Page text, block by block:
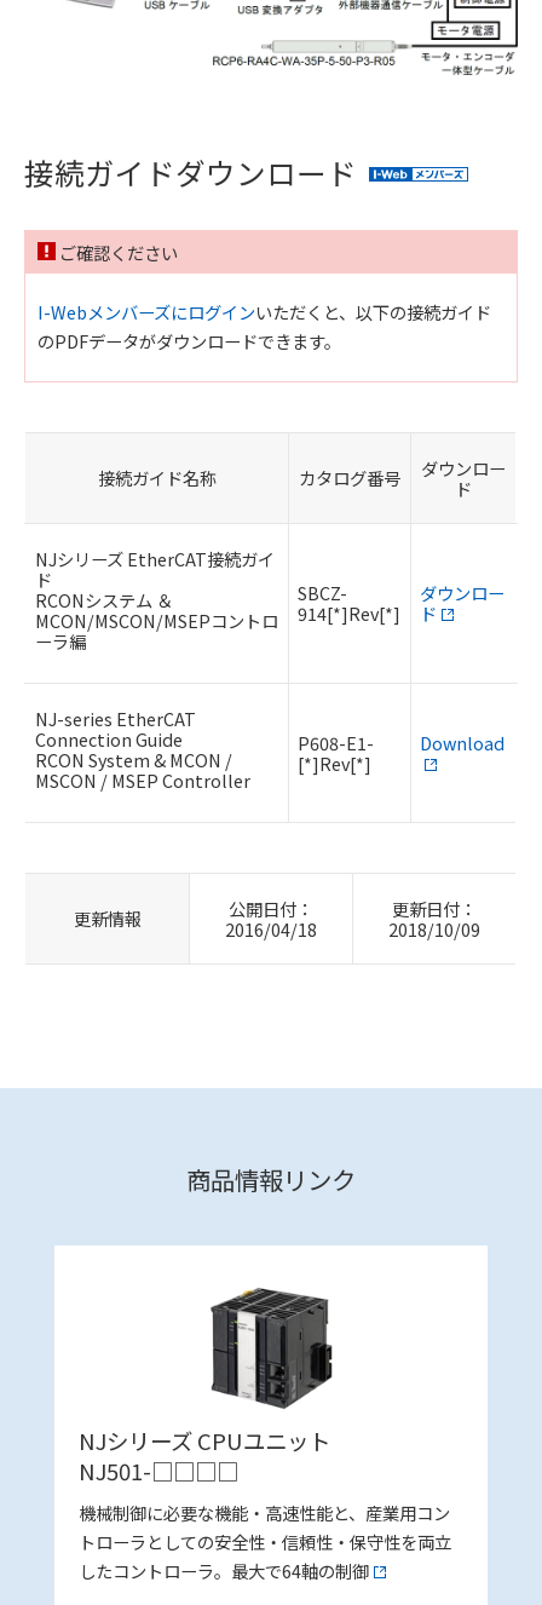
接続ガイドダウンロード
ご確認ください
I-Webメンバーズにログインいただくと、以下の接続ガイド
のPDFデータがダウンロードできます。
接続ガイド名称 カタログ番号
ダウンロー
ド
NJシリーズ EtherCAT接続ガイ
ド
RCONシステム ＆
MCON/MSCON/MSEPコントロ
ーラ編
SBCZ-
914[*]Rev[*]
ダウンロー
ド
NJ-series EtherCAT
Connection Guide
RCON System & MCON /
MSCON / MSEP Controller
P608-E1-
[*]Rev[*]
Download
更新情報
公開日付：
2016/04/18
更新日付：
2018/10/09
商品情報リンク
NJシリーズ CPUユニット
NJ501-□□□□
機械制御に必要な機能・高速性能と、産業用コン
トローラとしての安全性・信頼性・保守性を両立
したコントローラ。最大で64軸の制御